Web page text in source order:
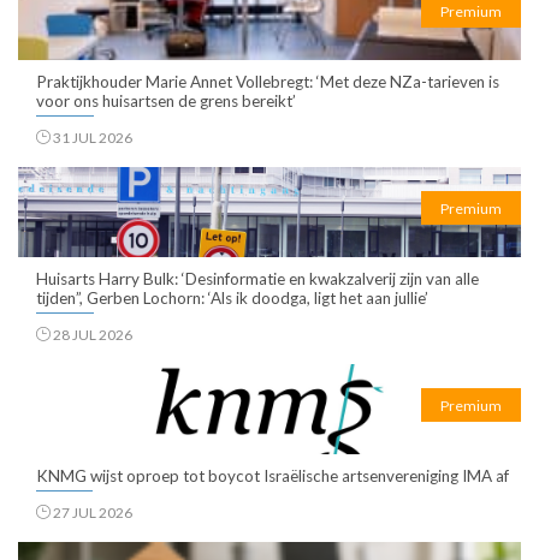
Premium
Praktijkhouder Marie Annet Vollebregt: ‘Met deze NZa-tarieven is
voor ons huisartsen de grens bereikt’
31 JUL 2026
Premium
Huisarts Harry Bulk: ‘Desinformatie en kwakzalverij zijn van alle
tijden”, Gerben Lochorn: ‘Als ik doodga, ligt het aan jullie’
28 JUL 2026
Premium
KNMG wijst oproep tot boycot Israëlische artsenvereniging IMA af
27 JUL 2026